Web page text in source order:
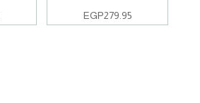
EGP279.95